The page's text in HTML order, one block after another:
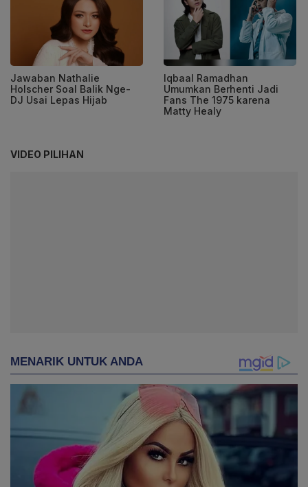
Jawaban Nathalie
Holscher Soal Balik Nge-
DJ Usai Lepas Hijab
Iqbaal Ramadhan
Umumkan Berhenti Jadi
Fans The 1975 karena
Matty Healy
VIDEO PILIHAN